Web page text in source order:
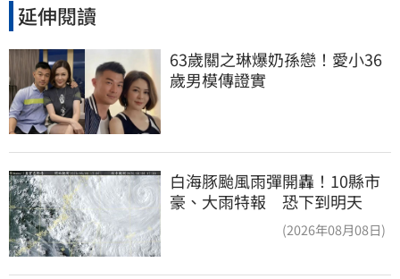
延伸閱讀
63歲關之琳爆奶孫戀！愛小36
歲男模傳證實
白海豚颱風雨彈開轟！10縣市
豪、大雨特報 恐下到明天
(2026年08月08日)